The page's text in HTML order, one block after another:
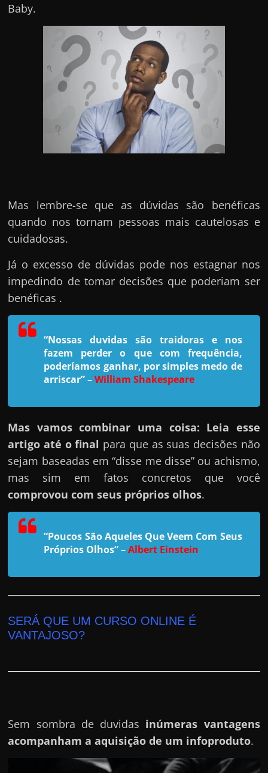
c
d
o
e
m
c
o
r
u
m
d
i
n
r
o
x
á
p
Baby.
Mas lembre-se que as dúvidas são benéficas
quando nos tornam pessoas mais cautelosas e
cuidadosas.
Já o excesso de dúvidas pode nos estagnar nos
impedindo de tomar decisões que poderiam ser
benéficas .
“Nossas duvidas são traidoras e nos
fazem perder o que com frequência,
poderíamos ganhar, por simples medo de
arriscar”–William Shakespeare
Mas vamos combinar uma coisa: Leia esse
artigo até o final para que as suas decisões não
sejam baseadas em “disse me disse” ou achismo,
mas sim em fatos concretos que você
comprovou com seus próprios olhos.
“Poucos São Aqueles Que Veem Com Seus
Próprios Olhos”–Albert Einstein
SERÁ QUE UM CURSO ONLINE É
VANTAJOSO?
Sem sombra de duvidas inúmeras vantagens
acompanham a aquisição de um infoproduto.